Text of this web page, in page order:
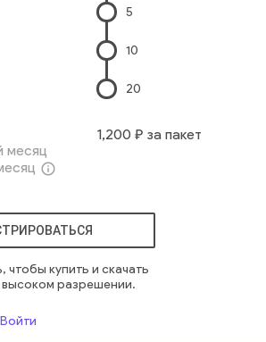
месяц
info_outline
5
10
20
1,200 ₽ за пакет
чтобы купить и скачать
разрешении.
Войти